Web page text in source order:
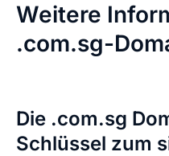
Weitere
.com.sg-
Die .com.sg
Schlüssel zum